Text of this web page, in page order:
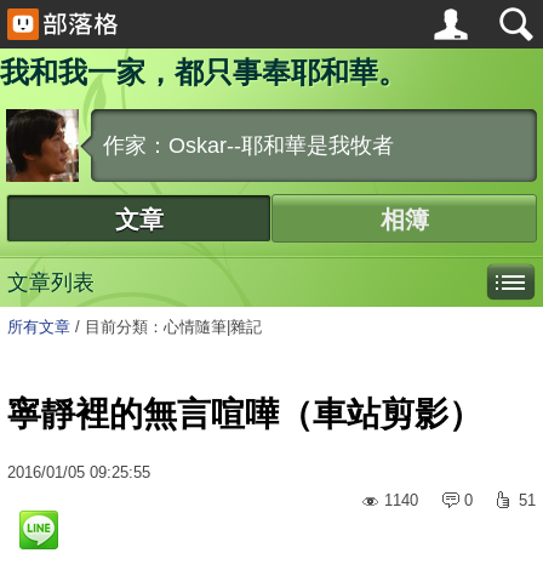
我和我一家，都只事奉耶和華。
作家：Oskar--耶和華是我牧者
文章 相簿
文章列表
所有文章 / 目前分類：心情隨筆|雜記
寧靜裡的無言喧嘩（車站剪影）
2016/01/05 09:25:55
1140
0 51